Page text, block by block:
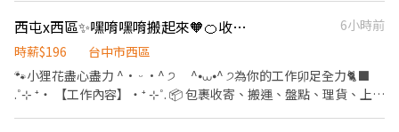
市營運、維護 【提供完整教育訓練及店面實習】 ❗❗⚠兼職為早晚固
定班(免輪班)⚠❗❗ ▸早班時段：10:30-17:30 ▸晚班時段：16:15-
22:45、18:45-22:45（一週至少2天要能16:15起班） ▸時薪$196元 ▸
月排休制：一周至少排班4天，假日一定要可配合排班 🌸上班地點
🌸 北屯松竹店▸台中市北屯區松竹路二段 北屯陳平店▸台中市北屯區
西屯x西區✨嘿唷嘿唷搬起來🧡🍊收件寄件咻咻咻📦💨🅢Ⓗ🅞Ⓟ🅔Ⓔ門市人員
6小時前
時薪$196
台中市西區
🐾小狸花盡心盡力 ^• ᵕ •^ ੭ ^⦁⩊⦁^ ੭為你的工作卯足全力🐈‍⬛
.˚⊹ ⁺‧ 【工作內容】‧⁺ ⊹˚. 📦 包裹收寄、搬運、盤點、理貨、上架